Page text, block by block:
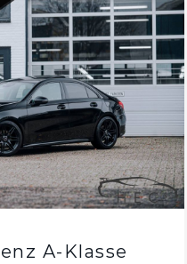
A-Klasse